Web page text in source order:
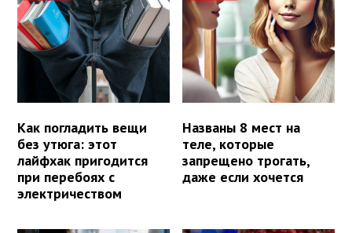
Как погладить вещи
без утюга: этот
лайфхак пригодится
при перебоях с
электричеством
Названы 8 мест на
теле, которые
запрещено трогать,
даже если хочется